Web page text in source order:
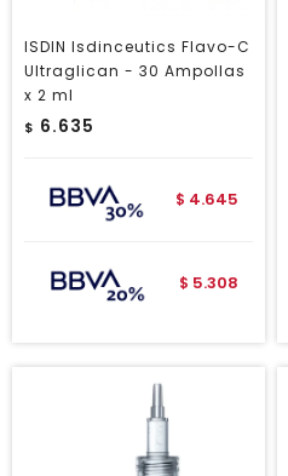
ISDIN Isdinceutics Flavo-C
Ultraglican - 30 Ampollas
x 2 ml
$ 6.635
$ 4.645
$ 5.308